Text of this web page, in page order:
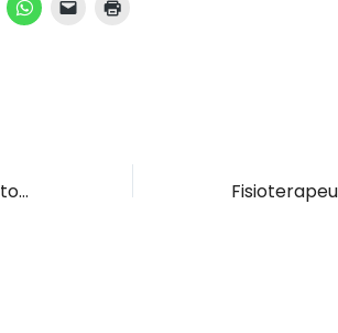
Personal de limpieza H/M Sector Limpieza Santander, Entrambasaguas y Medio Cudeyo